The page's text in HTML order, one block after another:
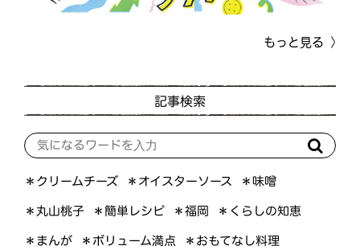
もっと見る
記事検索
＊クリームチーズ ＊オイスターソース ＊味噌
＊丸山桃子 ＊簡単レシピ ＊福岡 ＊くらしの知恵
＊まんが ＊ボリューム満点 ＊おもてなし料理